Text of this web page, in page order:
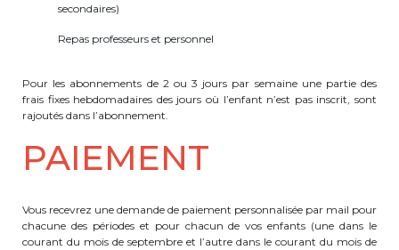
secondaires)
Repas professeurs et personnel
Pour les abonnements de 2 ou 3 jours par semaine une partie des
frais fixes hebdomadaires des jours où l’enfant n’est pas inscrit, sont
rajoutés dans l’abonnement.
PAIEMENT
Vous recevrez une demande de paiement personnalisée par mail pour
chacune des périodes et pour chacun de vos enfants (une dans le
courant du mois de septembre et l’autre dans le courant du mois de